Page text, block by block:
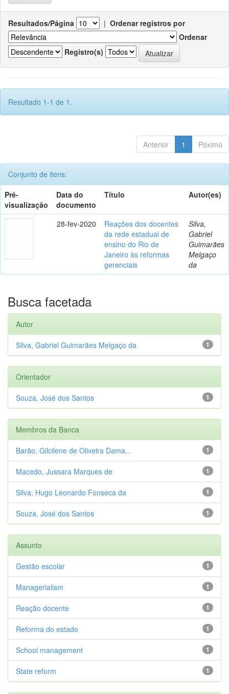
Resultados/Página | Ordenar registros por
Ordenar
Registro(s)
Resultado 1-1 de 1.
Anterior 1 Póximo
Conjunto de itens:
Pré-
visualização
Data do
documento
Título Autor(es)
28-fev-2020
Reações dos docentes
da rede estadual de
ensino do Rio de
Janeiro às reformas
gerenciais
Silva,
Gabriel
Guimarães
Melgaço
da
Busca facetada
Autor
1
Silva, Gabriel Guimarães Melgaço da
Orientador
1
Souza, José dos Santos
Membros da Banca
1
Barão, Gilcilene de Oliveira Dama...
1
Macedo, Jussara Marques de
1
Silva, Hugo Leonardo Fonseca da
1
Souza, José dos Santos
Assunto
1
Gestão escolar
1
Managerialism
1
Reação docente
1
Reforma do estado
1
School management
1
State reform